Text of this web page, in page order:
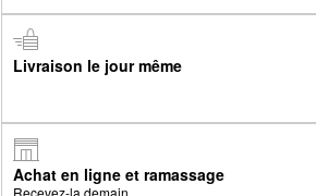
Livraison le jour même
Achat en ligne et ramassage
Recevez-la demain